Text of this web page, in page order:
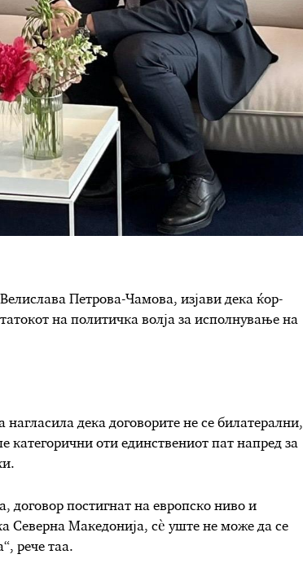
Петрова-Чамова, изјави дека ќор-
на политичка волја за исполнување на
дека договорите не се билатерални,
оти единствениот пат напред за
договор постигнат на европско ниво и
Северна Македонија, сè уште не може да се
рече таа.